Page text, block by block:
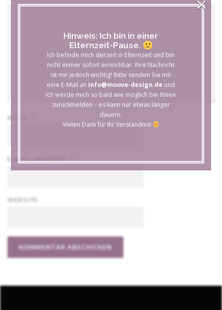
NAME
E-MAIL-ADRESSE
WEBSITE
Hinweis: Ich bin in einer
Elternzeit-Pause.
Ich befinde mich derzeit in Elternzeit und bin
nicht immer sofort erreichbar. Ihre Nachricht
ist mir jedoch wichtig! Bitte senden Sie mir
eine E-Mail an info@moove-design.de und
ich werde mich so bald wie möglich bei Ihnen
zurückmelden – es kann nur etwas länger
dauern.
Vielen Dank für Ihr Verständnis!